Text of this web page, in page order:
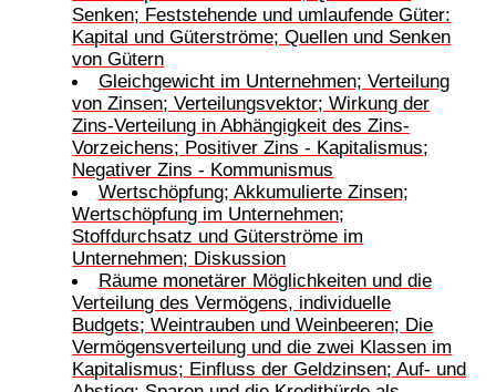
Senken; Feststehende und umlaufende Güter:
Kapital und Güterströme; Quellen und Senken
von Gütern
Gleichgewicht im Unternehmen; Verteilung
von Zinsen; Verteilungsvektor; Wirkung der
Zins-Verteilung in Abhängigkeit des Zins-
Vorzeichens; Positiver Zins - Kapitalismus;
Negativer Zins - Kommunismus
Wertschöpfung; Akkumulierte Zinsen;
Wertschöpfung im Unternehmen;
Stoffdurchsatz und Güterströme im
Unternehmen; Diskussion
Räume monetärer Möglichkeiten und die
Verteilung des Vermögens, individuelle
Budgets; Weintrauben und Weinbeeren; Die
Vermögensverteilung und die zwei Klassen im
Kapitalismus; Einfluss der Geldzinsen; Auf- und